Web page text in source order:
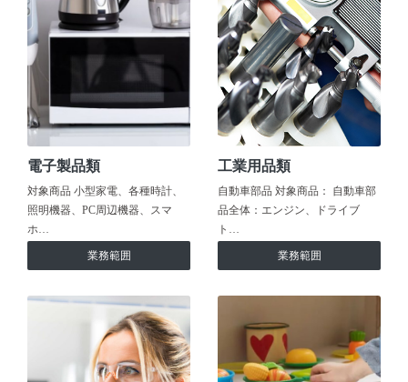
電子製品類
対象商品 小型家電、各種時計、
照明機器、PC周辺機器、スマ
ホ…
業務範囲
工業用品類
自動車部品 対象商品： 自動車部
品全体：エンジン、ドライブ
ト…
業務範囲